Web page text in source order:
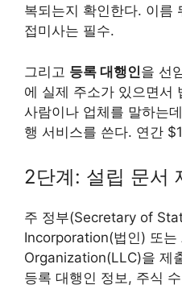
복되는지 확인한다. 이름
접미사는 필수.
그리고 등록 대행인을 선
에 실제 주소가 있으면서
사람이나 업체를 말하는
행 서비스를 쓴다. 연간
2단계: 설립 문서
주 정부(Secretary of
Incorporation(법인) 또
Organization(LLC)을 제
등록 대행인 정보, 주식